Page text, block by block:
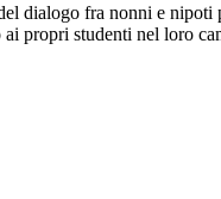
dialogo fra nonni e nipoti
ai propri studenti nel loro